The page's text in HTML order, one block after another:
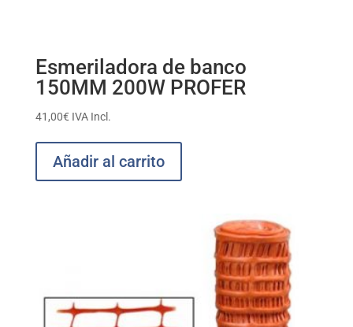
Esmeriladora de banco
150MM 200W PROFER
41,00€ IVA Incl.
Añadir al carrito